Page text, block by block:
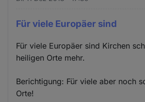
Für viele Europäer sind
Für viele Europäer sind Kirchen
heiligen Orte mehr.
Berichtigung: Für viele aber noch
Orte!